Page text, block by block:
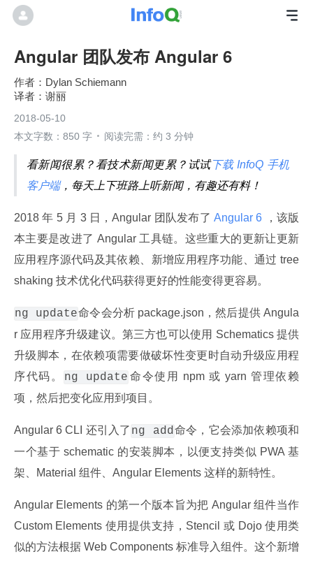
Angular 团队发布 Angular 6
Dylan Schiemann
谢丽
2018-05-10
本文字数：850 字
阅读完需：约 3 分钟
看新闻很累？看技术新闻更累？试试下载 InfoQ 手机
客户端，每天上下班路上听新闻，有趣还有料！
2018 年 5 月 3 日，Angular 团队发布了 Angular 6
，该版
本主要是改进了 Angular 工具链。这些重大的更新让更新
应用程序源代码及其依赖、新增应用程序功能、通过 tree
shaking 技术优化代码获得更好的性能变得更容易。
ng update命令会分析 package.json，然后提供 Angula
r 应用程序升级建议。第三方也可以使用 Schematics 提供
升级脚本，在依赖项需要做破坏性变更时自动升级应用程
序代码。
ng update 命令使用 npm 或 yarn 管理依赖
项，然后把变化应用到项目。
Angular 6 CLI 还引入了 ng add命令，它会添加依赖项和
一个基于 schematic 的安装脚本，以便支持类似 PWA 基
架、Material 组件、Angular Elements 这样的新特性。
Angular Elements 的第一个版本旨为把 Angular 组件当作
Custom Elements 使用提供支持，Stencil 或 Dojo 使用类
似的方法根据 Web Components 标准导入组件。这个新增